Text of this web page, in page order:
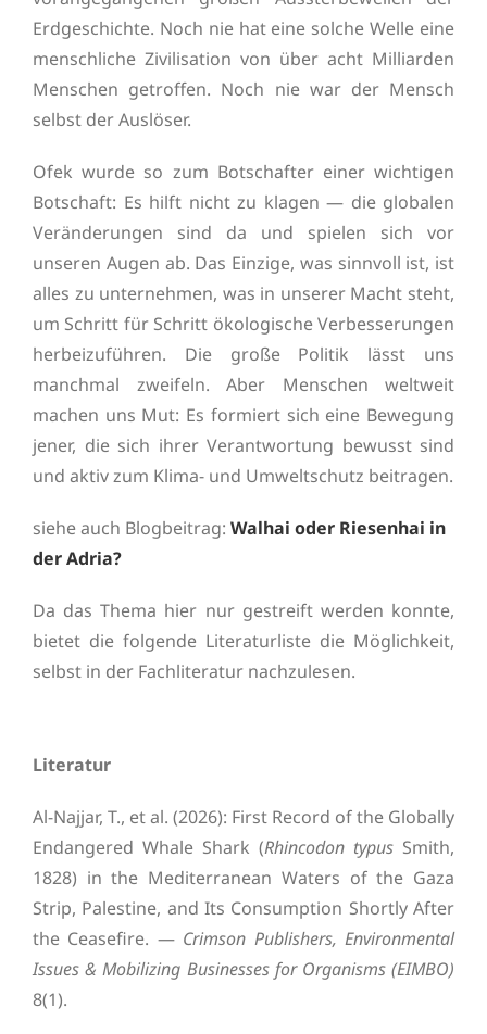
Erdgeschichte. Noch nie hat eine solche Welle eine
menschliche Zivilisation von über acht Milliarden
Menschen getroffen. Noch nie war der Mensch
selbst der Auslöser.
Ofek wurde so zum Botschafter einer wichtigen
Botschaft: Es hilft nicht zu klagen — die globalen
Veränderungen sind da und spielen sich vor
unseren Augen ab. Das Einzige, was sinnvoll ist, ist
alles zu unternehmen, was in unserer Macht steht,
um Schritt für Schritt ökologische Verbesserungen
herbeizuführen. Die große Politik lässt uns
manchmal zweifeln. Aber Menschen weltweit
machen uns Mut: Es formiert sich eine Bewegung
jener, die sich ihrer Verantwortung bewusst sind
und aktiv zum Klima- und Umweltschutz beitragen.
siehe auch Blogbeitrag: Walhai oder Riesenhai in
der Adria?
Da das Thema hier nur gestreift werden konnte,
bietet die folgende Literaturliste die Möglichkeit,
selbst in der Fachliteratur nachzulesen.
Literatur
Al-Najjar, T., et al. (2026): First Record of the Globally
Endangered Whale Shark (Rhincodon typus Smith,
1828) in the Mediterranean Waters of the Gaza
Strip, Palestine, and Its Consumption Shortly After
the Ceasefire. — Crimson Publishers, Environmental
Issues & Mobilizing Businesses for Organisms (EIMBO)
8(1).